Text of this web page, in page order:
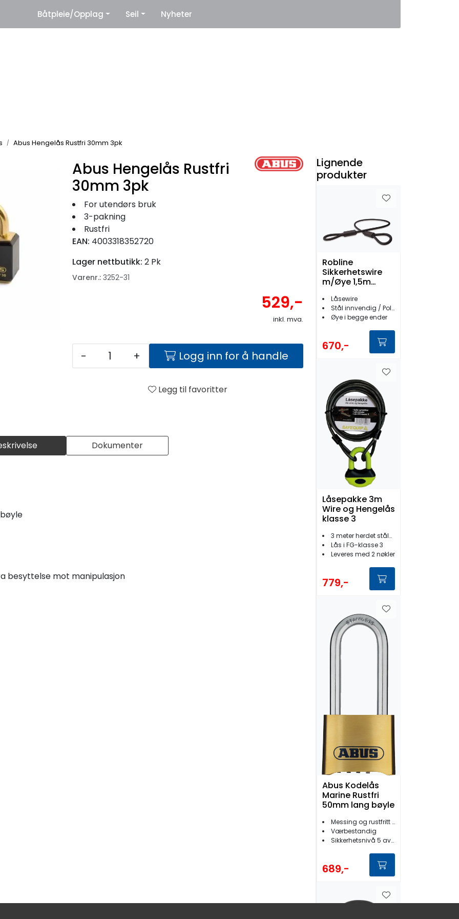
Leverandører
Båtpleie/Opplag Seil Nyheter
Abus Hengelås Rustfri 30mm 3pk
Dokumenter
besyttelse mot manipulasjon
Abus Hengelås Rustfri
30mm 3pk
For utendørs bruk
3-pakning
Rustfri
EAN: 4003318352720
Lager nettbutikk: 2 Pk
Varenr.: 3252-31
529,-
inkl. mva.
- + Logg inn for å handle
Legg til favoritter
Lignende
produkter
Robline
Sikkerhetswire
m/Øye 1,5m
Låsewire
Stål innvendig / Polyester utvendig
Øye i begge ender
670,-
Låsepakke 3m
Wire og Hengelås
klasse 3
3 meter herdet stålwire
Lås i FG-klasse 3
Leveres med 2 nøkler
779,-
Abus Kodelås
Marine Rustfri
50mm lang bøyle
Messing og rustfritt stål
Værbestandig
Sikkerhetsnivå 5 av 10
689,-